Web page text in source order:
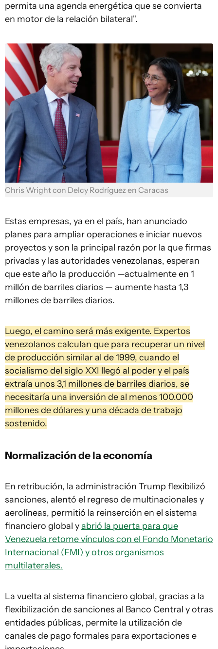
permita una agenda energética que se convierta
en motor de la relación bilateral".
Chris Wright con Delcy Rodríguez en Caracas
Estas empresas, ya en el país, han anunciado
planes para ampliar operaciones e iniciar nuevos
proyectos y son la principal razón por la que firmas
privadas y las autoridades venezolanas, esperan
que este año la producción —actualmente en 1
millón de barriles diarios — aumente hasta 1,3
millones de barriles diarios.
Luego, el camino será más exigente. Expertos
venezolanos calculan que para recuperar un nivel
de producción similar al de 1999, cuando el
socialismo del siglo XXI llegó al poder y el país
extraía unos 3,1 millones de barriles diarios, se
necesitaría una inversión de al menos 100.000
millones de dólares y una década de trabajo
sostenido.
Normalización de la economía
En retribución, la administración Trump flexibilizó
sanciones, alentó el regreso de multinacionales y
aerolíneas, permitió la reinserción en el sistema
financiero global yabrió la puerta para que
Venezuela retome vínculos con el Fondo Monetario
Internacional (FMI) y otros organismos
multilaterales.
La vuelta al sistema financiero global, gracias a la
flexibilización de sanciones al Banco Central y otras
entidades públicas, permite la utilización de
canales de pago formales para exportaciones e